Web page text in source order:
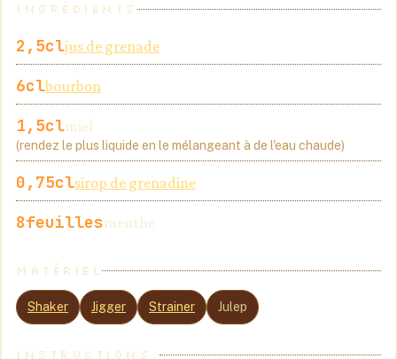
INGRÉDIENTS
2,5cljus de grenade
6clbourbon
1,5clmiel
(rendez le plus liquide en le mélangeant à de l'eau chaude)
0,75clsirop de grenadine
8feuillesmenthe
MATÉRIEL
Shaker Jigger Strainer Julep
INSTRUCTIONS